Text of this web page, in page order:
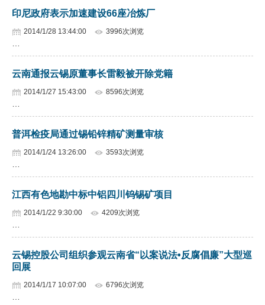
印尼政府表示加速建设66座冶炼厂
2014/1/28 13:44:00 3996次浏览
云南通报云锡原董事长雷毅被开除党籍
2014/1/27 15:43:00 8596次浏览
普洱检疫局通过锡铅锌精矿测量审核
2014/1/24 13:26:00 3593次浏览
江西有色地勘中标中铝四川钨锡矿项目
2014/1/22 9:30:00 4209次浏览
云锡控股公司组织参观云南省“以案说法•反腐倡廉”大型巡
回展
2014/1/17 10:07:00 6796次浏览